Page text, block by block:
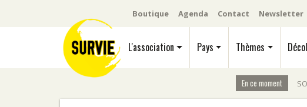
Boutique Agenda Contact Newsletter
L'association Pays Thèmes
En ce moment